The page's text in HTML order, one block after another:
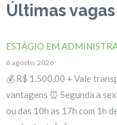
Últimas
ESTÁGIO EM
6 agosto, 2026
💰 R$ 1.500,00 + Vale
vantagens ⏰ Segunda a
ou das 10h as 17h com 1h